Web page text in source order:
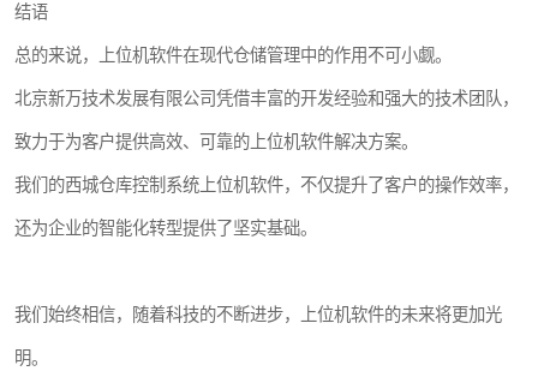
结语
总的来说，上位机软件在现代仓储管理中的作用不可小觑。
北京新万技术发展有限公司凭借丰富的开发经验和强大的技术团队，
致力于为客户提供高效、可靠的上位机软件解决方案。
我们的西城仓库控制系统上位机软件，不仅提升了客户的操作效率，
还为企业的智能化转型提供了坚实基础。
我们始终相信，随着科技的不断进步，上位机软件的未来将更加光
明。